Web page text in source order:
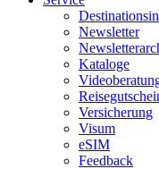
Newsletter
Kataloge
Versicherung
Visum
eSIM
Feedback